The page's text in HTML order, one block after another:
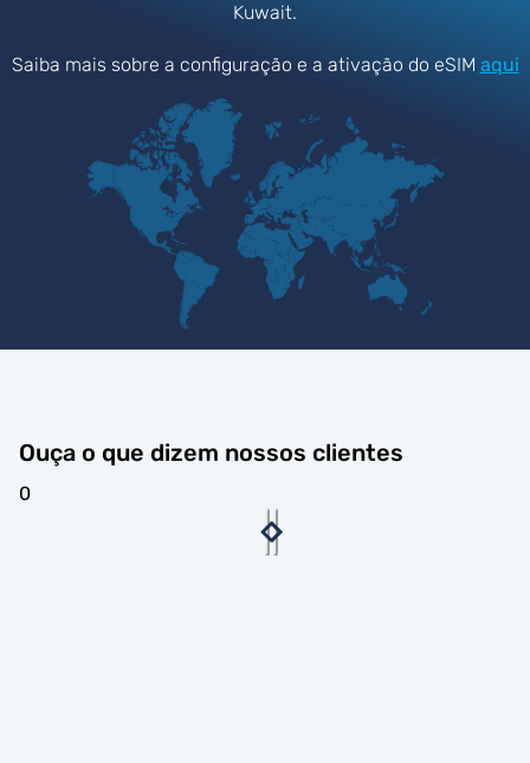
Kuwait.
Saiba mais sobre a configuração e a ativação do eSIM aqui
Ouça o que dizem nossos clientes
0